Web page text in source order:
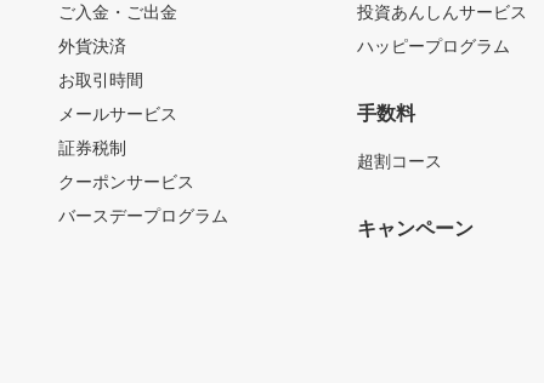
ご入金・ご出金
外貨決済
お取引時間
メールサービス
証券税制
クーポンサービス
バースデープログラム
投資あんしんサービス
ハッピープログラム
手数料
超割コース
キャンペーン